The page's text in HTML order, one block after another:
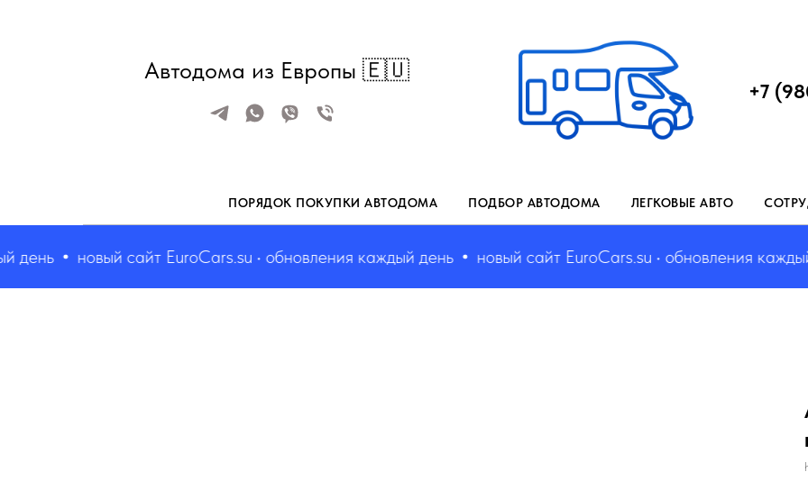
Автодома из Европы 🇪🇺
+7
ПОРЯДОК ПОКУПКИ АВТОДОМА ПОДБОР АВТОДОМА ЛЕГКОВЫЕ АВТО
новый сайт EuroCars.su • обновления каждый день новый сайт EuroCars.su • обновления каждый